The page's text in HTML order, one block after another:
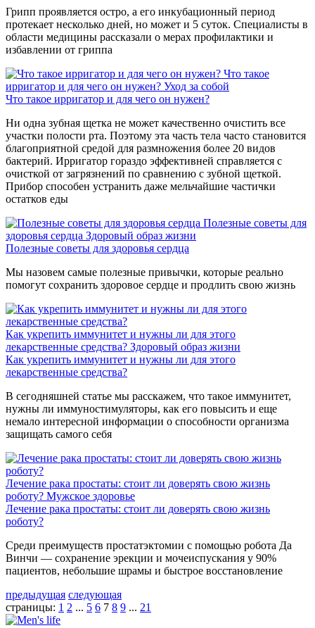
Грипп проявляется остро, а его инкубационный период
протекает несколько дней, но может и 5 суток. Специалисты в
области медицины рассказали о мерах профилактики и
избавлении от гриппа
Что такое
ирригатор и для чего он нужен? Уход за собой
Что такое ирригатор и для чего он нужен?
Ни одна зубная щетка не может качественно очистить все
участки полости рта. Поэтому эта часть тела часто становится
благоприятной средой для размножения более 20 видов
бактерий. Ирригатор гораздо эффективней справляется с
очисткой от загрязнений по сравнению с зубной щеткой.
Прибор способен устранить даже мельчайшие частички
остатков еды
Полезные советы для
здоровья сердца Здоровый образ жизни
Полезные советы для здоровья сердца
Мы назовем самые полезные привычки, которые реально
помогут сохранить здоровое сердце и продлить свою жизнь
Как укрепить иммунитет и нужны ли для этого
лекарственные средства? Здоровый образ жизни
Как укрепить иммунитет и нужны ли для этого
лекарственные средства?
В сегодняшней статье мы расскажем, что такое иммунитет,
нужны ли иммуностимуляторы, как его повысить и еще
немало интересной информации о способности организма
защищать самого себя
Лечение рака простаты: стоит ли доверять свою жизнь
роботу? Мужское здоровье
Лечение рака простаты: стоит ли доверять свою жизнь
роботу?
Среди преимуществ простатэктомии с помощью робота Да
Винчи — сохранение эрекции и мочеиспускания у 90%
пациентов, небольшие шрамы и быстрое восстановление
предыдущая следующая
страницы: 1 2 ... 5 6 7 8 9 ... 21